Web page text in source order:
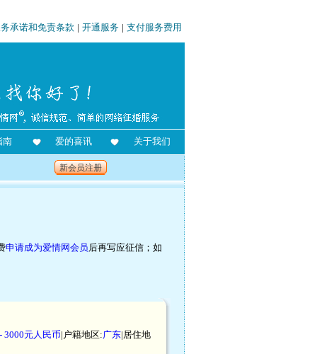
承诺和免责条款 | 开通服务 | 支付服务费用
南 爱的喜讯 关于我们
新会员注册
申请成为爱情网会员后再写应征信；如
3000元人民币|户籍地区:广东|居住地